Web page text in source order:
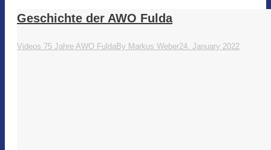
Geschichte der AWO Fulda
Videos 75 Jahre AWO FuldaBy Markus Weber24. January 2022